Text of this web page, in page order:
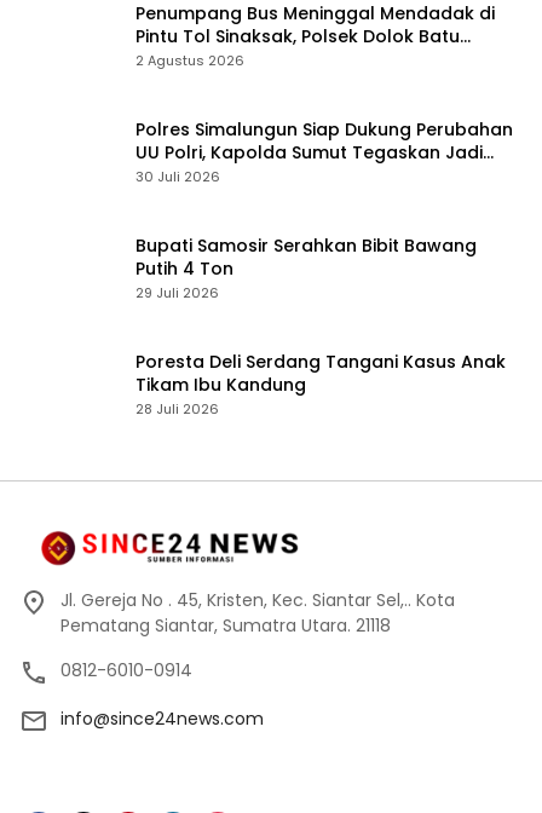
Penumpang Bus Meninggal Mendadak di
Pintu Tol Sinaksak, Polsek Dolok Batu
Nanggar Gerak Cepat Olah TKP
2 Agustus 2026
Polres Simalungun Siap Dukung Perubahan
UU Polri, Kapolda Sumut Tegaskan Jadi
Fondasi Penguatan Profesionalisme dan
30 Juli 2026
Bupati Samosir Serahkan Bibit Bawang
Putih 4 Ton
29 Juli 2026
Poresta Deli Serdang Tangani Kasus Anak
Tikam Ibu Kandung
28 Juli 2026
Jl. Gereja No . 45, Kristen, Kec. Siantar Sel,.. Kota
Pematang Siantar, Sumatra Utara. 21118
0812-6010-0914
info@since24news.com